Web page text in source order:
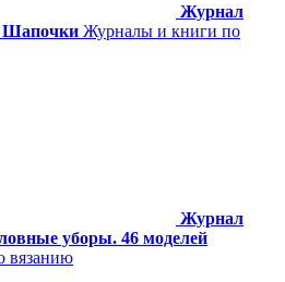
Журнал
Шапочки Журналы и книги по
Журнал
уборы. 46 моделей
вязанию